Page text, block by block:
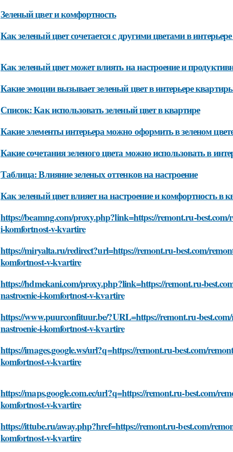
Зеленый цвет и комфортность
Как зеленый цвет сочетается с другими цветами в
Как зеленый цвет может влиять на настроение и
Какие эмоции вызывает зеленый цвет в интерьере
Список: Как использовать зеленый цвет в квартире
Какие элементы интерьера можно оформить в зеленом
Какие сочетания зеленого цвета можно использовать в
Таблица: Влияние зеленых оттенков на настроение
Как зеленый цвет влияет на настроение и комфортность в
https://beamng.com/proxy.php?link=https://remont.ru-
i-komfortnost-v-kvartire
https://miryalta.ru/redirect?url=https://remont.ru-best.com/
komfortnost-v-kvartire
https://hdmekani.com/proxy.php?link=https://remont.ru-
nastroenie-i-komfortnost-v-kvartire
https://www.puurconfituur.be/?URL=https://remont.ru-
nastroenie-i-komfortnost-v-kvartire
https://images.google.ws/url?q=https://remont.ru-best.com/
komfortnost-v-kvartire
https://maps.google.com.ec/url?q=https://remont.ru-best.com/
komfortnost-v-kvartire
https://ittube.ru/away.php?href=https://remont.ru-best.com/
komfortnost-v-kvartire